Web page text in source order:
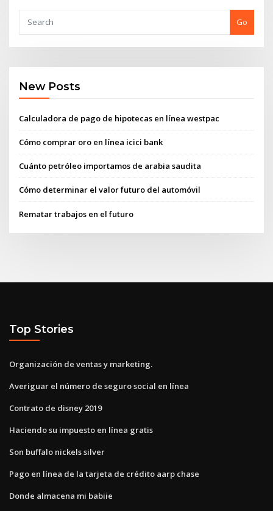
Go
New Posts
Calculadora de pago de hipotecas en línea westpac
Cómo comprar oro en línea icici bank
Cuánto petróleo importamos de arabia saudita
Cómo determinar el valor futuro del automóvil
Rematar trabajos en el futuro
Top Stories
Organización de ventas y marketing.
Averiguar el número de seguro social en línea
Contrato de disney 2019
Haciendo su impuesto en línea gratis
Son buffalo nickels silver
Pago en línea de la tarjeta de crédito aarp chase
Donde almacena mi babiie